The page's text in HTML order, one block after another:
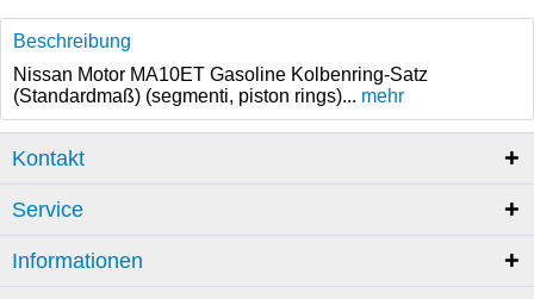
Beschreibung
Nissan Motor MA10ET Gasoline Kolbenring-Satz
(Standardmaß) (segmenti, piston rings)... mehr
Kontakt
Service
Informationen